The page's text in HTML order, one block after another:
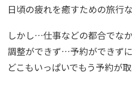
日頃の疲れを癒すための旅行
しかし…仕事などの都合でな
調整ができず…予約ができず
どこもいっぱいでもう予約が